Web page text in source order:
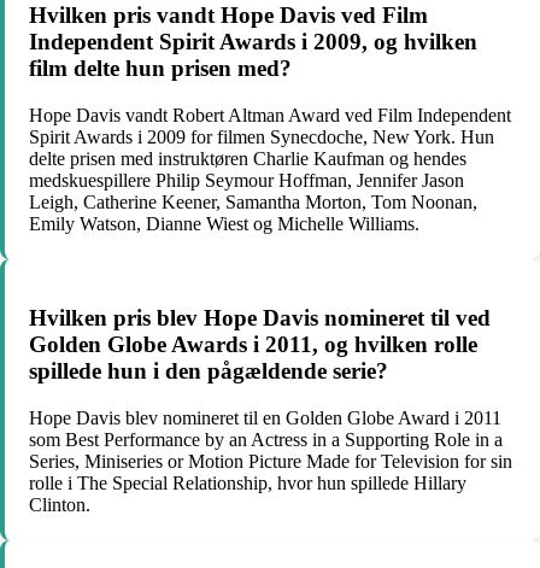
Hvilken pris vandt Hope Davis ved Film
Independent Spirit Awards i 2009, og hvilken
film delte hun prisen med?
Hope Davis vandt Robert Altman Award ved Film Independent
Spirit Awards i 2009 for filmen Synecdoche, New York. Hun
delte prisen med instruktøren Charlie Kaufman og hendes
medskuespillere Philip Seymour Hoffman, Jennifer Jason
Leigh, Catherine Keener, Samantha Morton, Tom Noonan,
Emily Watson, Dianne Wiest og Michelle Williams.
Hvilken pris blev Hope Davis nomineret til ved
Golden Globe Awards i 2011, og hvilken rolle
spillede hun i den pågældende serie?
Hope Davis blev nomineret til en Golden Globe Award i 2011
som Best Performance by an Actress in a Supporting Role in a
Series, Miniseries or Motion Picture Made for Television for sin
rolle i The Special Relationship, hvor hun spillede Hillary
Clinton.